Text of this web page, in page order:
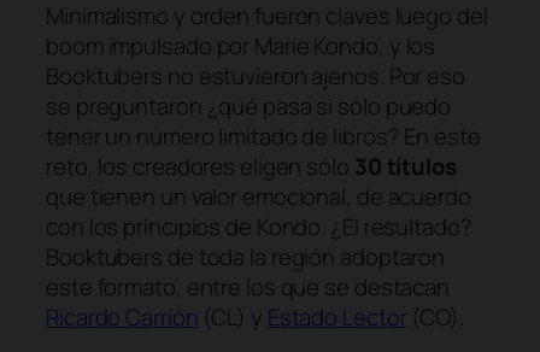
Minimalismo y orden fueron claves luego del
boom impulsado por Marie Kondo, y los
Booktubers no estuvieron ajenos. Por eso
se preguntaron ¿qué pasa si sólo puedo
tener un número limitado de libros? En este
reto, los creadores eligen sólo 30 títulos
que tienen un valor emocional, de acuerdo
con los principios de Kondo. ¿El resultado?
Booktubers de toda la región adoptaron
este formato, entre los que se destacan
Ricardo Carrión (CL) y Estado Lector(CO).